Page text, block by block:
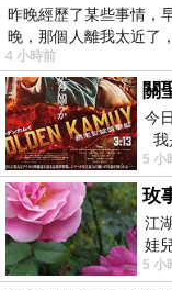
昨晚經歷了某些事情，
晚，那個人離我太近了
4 小時前
關
今
我
一
5 小
玫
江
娃
山
5 小